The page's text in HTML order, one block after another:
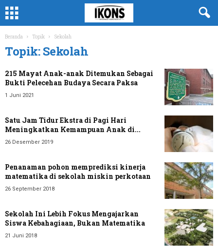
Beranda Topik Sekolah
Topik: Sekolah
215 Mayat Anak-anak Ditemukan Sebagai
Bukti Pelecehan Budaya Secara Paksa
1 Juni 2021
Satu Jam Tidur Ekstra di Pagi Hari
Meningkatkan Kemampuan Anak di...
26 Desember 2019
Penanaman pohon memprediksi kinerja
matematika di sekolah miskin perkotaan
26 September 2018
Sekolah Ini Lebih Fokus Mengajarkan
Siswa Kebahagiaan, Bukan Matematika
21 Juni 2018